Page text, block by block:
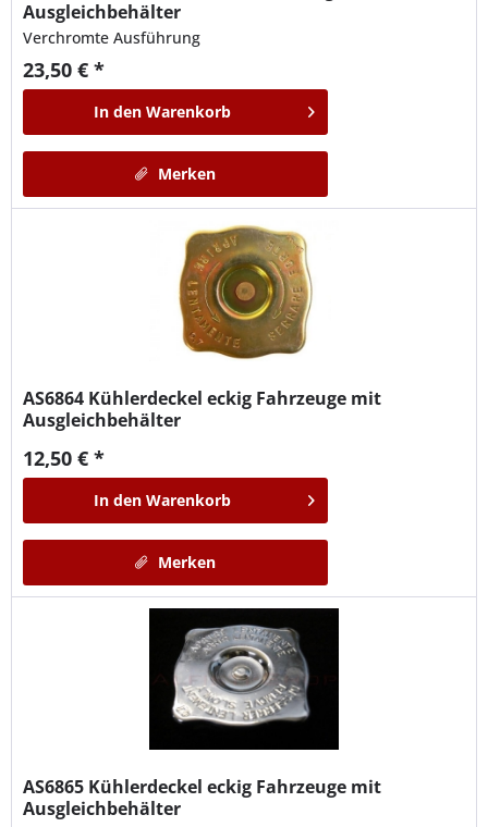
Ausgleichbehälter
Verchromte Ausführung
23,50 € *
In den Warenkorb
Merken
AS6864 Kühlerdeckel eckig Fahrzeuge mit
Ausgleichbehälter
12,50 € *
In den Warenkorb
Merken
AS6865 Kühlerdeckel eckig Fahrzeuge mit
Ausgleichbehälter